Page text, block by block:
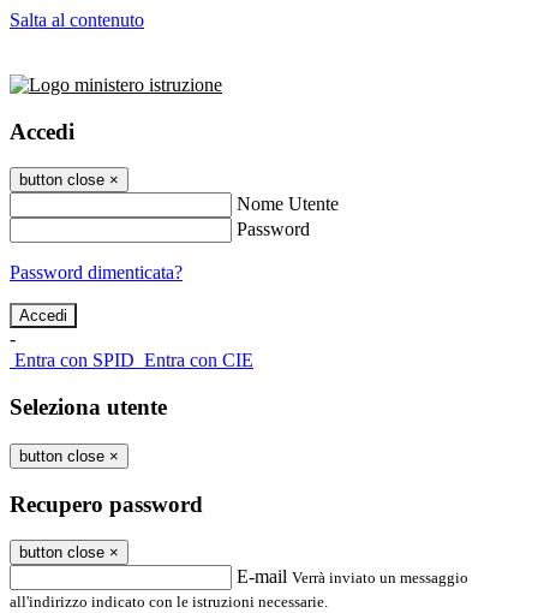
Salta al contenuto
Accedi
button close ×
Nome Utente
Password
Password dimenticata?
-
Entra con SPID Entra con CIE
Seleziona utente
button close ×
Recupero password
button close ×
E-mail Verrà inviato un messaggio
all'indirizzo indicato con le istruzioni necessarie.